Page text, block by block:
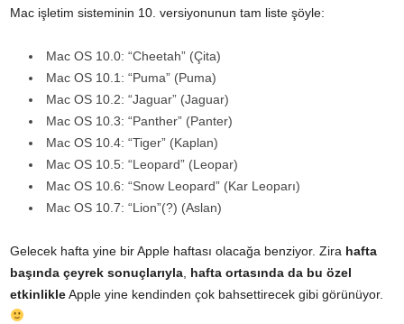
Mac işletim sisteminin 10. versiyonunun tam liste şöyle:
Mac OS 10.0: “Cheetah” (Çita)
Mac OS 10.1: “Puma” (Puma)
Mac OS 10.2: “Jaguar” (Jaguar)
Mac OS 10.3: “Panther” (Panter)
Mac OS 10.4: “Tiger” (Kaplan)
Mac OS 10.5: “Leopard” (Leopar)
Mac OS 10.6: “Snow Leopard” (Kar Leoparı)
Mac OS 10.7: “Lion”(?) (Aslan)
Gelecek hafta yine bir Apple haftası olacağa benziyor. Zira hafta
başında çeyrek sonuçlarıyla hafta ortasında da bu özel
etkinlikleApple yine kendinden çok bahsettirecek gibi görünüyor.